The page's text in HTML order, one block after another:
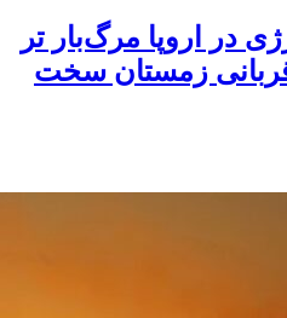
در اروپا مرگ‌بار تر
۶۸۰۰۰ نفر قربانی زمستان سخت